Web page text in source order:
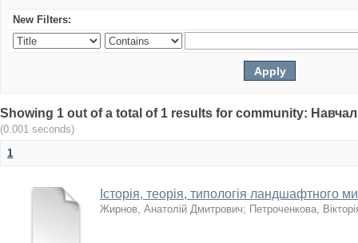
New Filters:
Showing 1 out of a total of 1 results for community:
(0.001 seconds)
1
Історія, теорія, типологія ландшафтного
Жирнов, Анатолій Дмитрович; Петроченкова,